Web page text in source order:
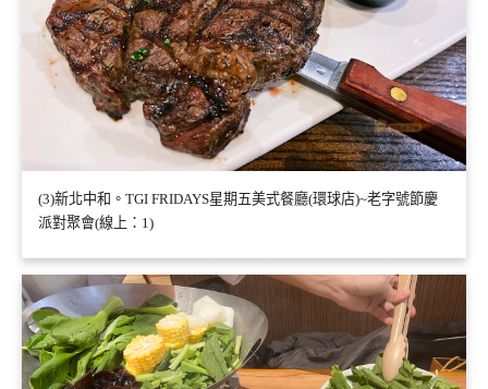
(3)新北中和。TGI FRIDAYS星期五美式餐廳(環球店)~老字號節慶
派對聚會(線上：1)